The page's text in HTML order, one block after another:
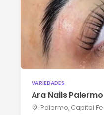
VARIEDADES
Ara Nails Palermo
Palermo, Capital